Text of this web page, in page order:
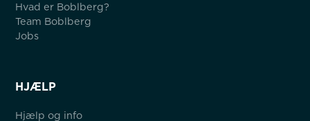
Hvad er Boblberg?
Team Boblberg
Jobs
HJÆLP
Hjælp og info